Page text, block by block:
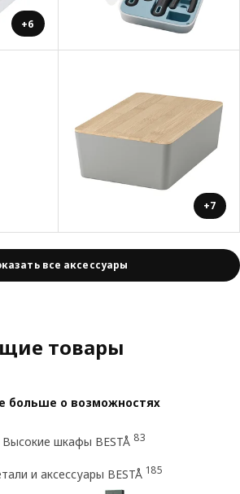
+6
+7
все аксессуары
товары
больше о возможностях
Высокие шкафы BESTÅ 83
и аксессуары BESTÅ 185